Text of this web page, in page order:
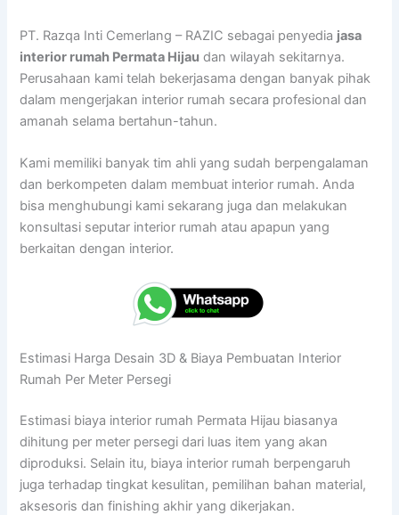
PT. Razqa Inti Cemerlang – RAZIC sebagai penyedia jasa
interior rumah Permata Hijau dan wilayah sekitarnya.
Perusahaan kami telah bekerjasama dengan banyak pihak
dalam mengerjakan interior rumah secara profesional dan
amanah selama bertahun-tahun.
Kami memiliki banyak tim ahli yang sudah berpengalaman
dan berkompeten dalam membuat interior rumah. Anda
bisa menghubungi kami sekarang juga dan melakukan
konsultasi seputar interior rumah atau apapun yang
berkaitan dengan interior.
Estimasi Harga Desain 3D & Biaya Pembuatan Interior
Rumah Per Meter Persegi
Estimasi biaya interior rumah Permata Hijau biasanya
dihitung per meter persegi dari luas item yang akan
diproduksi. Selain itu, biaya interior rumah berpengaruh
juga terhadap tingkat kesulitan, pemilihan bahan material,
aksesoris dan finishing akhir yang dikerjakan.